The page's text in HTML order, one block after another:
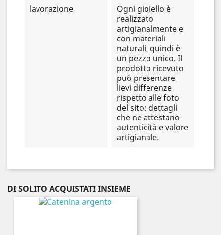
lavorazione
Ogni gioiello è
realizzato
artigianalmente e
con materiali
naturali, quindi è
un pezzo unico. Il
prodotto ricevuto
può presentare
lievi differenze
rispetto alle foto
del sito: dettagli
che ne attestano
autenticità e valore
artigianale.
DI SOLITO ACQUISTATI INSIEME